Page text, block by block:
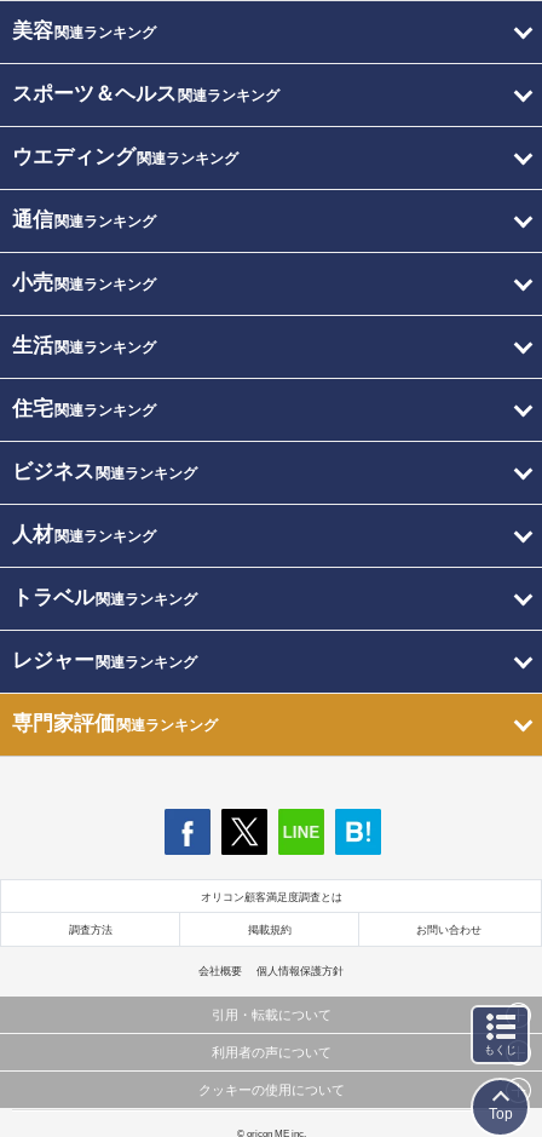
美容関連ランキング
スポーツ＆ヘルス 関連ランキング
ウエディング関連ランキング
通信関連ランキング
小売関連ランキング
生活関連ランキング
住宅関連ランキング
ビジネス 関連ランキング
人材関連ランキング
トラベル関連ランキング
レジャー関連ランキング
専門家評価関連ランキング
オリコン顧客満足度調査とは
調査方法 掲載規約 お問い合わせ
会社概要 個人情報保護方針
引用・転載について
当サイトで公開されている情報（文字、写真、イラスト、画像データ等）及びこれらの配置・
これらの情報を権利者の許可なく無断転載・複製などの二次利用を行うことは固く禁じており
利用者の声について
当サイトに掲載している内容はすべてサービスの利用者が提出された見解・感想です。
クッキーの使用について
このサイトでは Cookie を使用して、ユーザーに合わせたコンテンツや広告の表示、ソーシャル
© oricon ME inc.
もくじ
Top